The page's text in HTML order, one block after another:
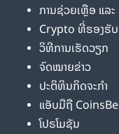
ການຊ່ວຍເຫຼືອ ແລ
Crypto ທີ່ຮອງຮັບ
ວິທີການເຮັດວຽກ
ຈົດໝາຍຂ່າວ
ປະຕິທິນກິດຈະກຳ
ແອັບມືຖື
ໂປຣໂມຊັນ